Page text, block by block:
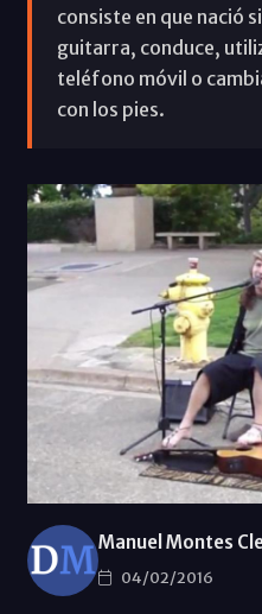
consiste en que nació
guitarra, conduce,
teléfono móvil o
con los pies.
Manuel Montes
04/02/2016